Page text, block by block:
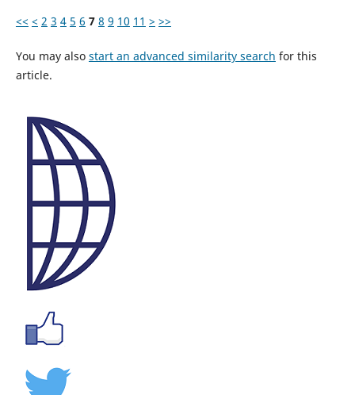
<< < 2 3 4 5 6 7 8 9 10 11 > >>
You may also start an advanced similarity search for this
article.